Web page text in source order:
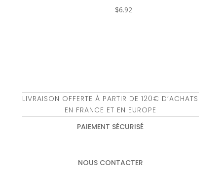
$6.92
LIVRAISON OFFERTE À PARTIR DE 120€ D’ACHATS
EN FRANCE ET EN EUROPE
PAIEMENT SÉCURISÉ
NOUS CONTACTER